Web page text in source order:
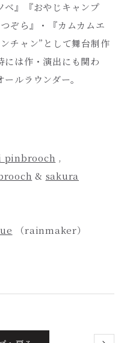
ベ』『おやじキャンプ
ぞら』・『カムカムエ
チャン”として舞台制作
には作・演出にも関わ
ルラウンダー。
pinbrooch ,
& sakura
（rainmaker）